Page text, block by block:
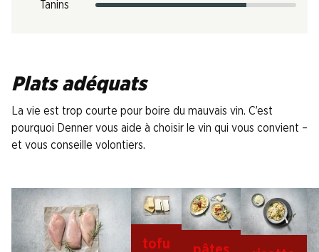
Tanins
Plats adéquats
La vie est trop courte pour boire du mauvais vin. C’est
pourquoi Denner vous aide à choisir le vin qui vous convient –
et vous conseille volontiers.
tofu